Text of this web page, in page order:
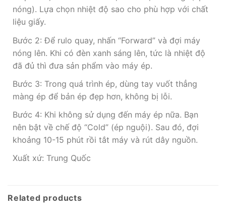
nóng). Lựa chọn nhiệt độ sao cho phù hợp với chất
liệu giấy.
Bước 2: Để rulo quay, nhấn “Forward” và đợi máy
nóng lên. Khi có đèn xanh sáng lên, tức là nhiệt độ
đã đủ thì đưa sản phẩm vào máy ép.
Bước 3: Trong quá trình ép, dùng tay vuốt thẳng
màng ép để bản ép đẹp hơn, không bị lỗi.
Bước 4: Khi không sử dụng đến máy ép nữa. Bạn
nên bật về chế độ “Cold” (ép nguội). Sau đó, đợi
khoảng 10-15 phút rồi tắt máy và rút dây nguồn.
Xuất xứ: Trung Quốc
Related products